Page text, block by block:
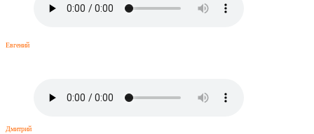
Евгений
Дмитрий